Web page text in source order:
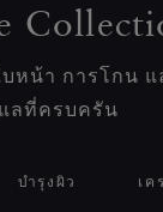
น้า การโกน แ
ลที่ครบครัน
บำรุงผิว เค